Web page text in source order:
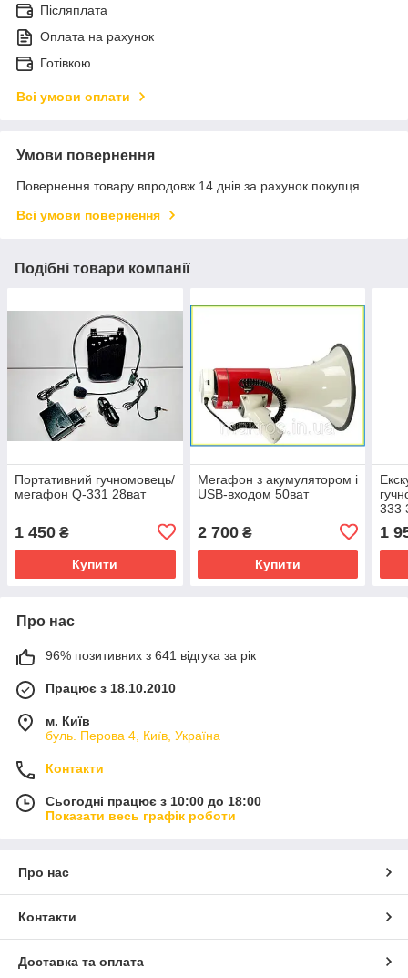
Післяплата
Оплата на рахунок
Готівкою
Всі умови оплати
Умови повернення
Повернення товару впродовж 14 днів за рахунок покупця
Всі умови повернення
Подібні товари компанії
Портативний гучномовець/
мегафон Q-331 28ват
1 450 ₴
Купити
Мегафон з акумулятором і
USB-входом 50ват
2 700₴
Купити
333
1
Про нас
96% позитивних з 641 відгука за рік
Працює з 18.10.2010
м. Київ
буль. Перова 4, Київ, Україна
Контакти
Сьогодні працює з 10:00 до 18:00
Показати весь графік роботи
Про нас
Контакти
Доставка та оплата